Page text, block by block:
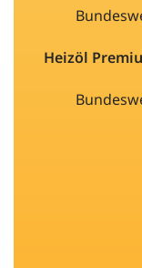
Heizöl